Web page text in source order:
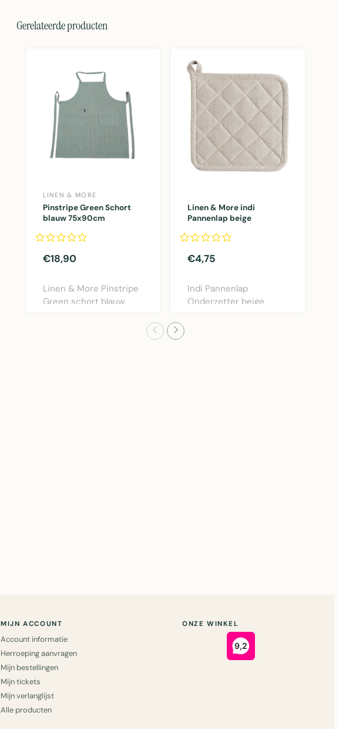
Gerelateerde producten
LINEN & MORE
Pinstripe Green Schort
blauw 75x90cm
€18,90
Linen & More Pinstripe
Green schort blauw
Linen & More indi
Pannenlap beige
€4,75
Indi Pannenlap
Onderzetter beige
MIJN ACCOUNT
Account informatie
Herroeping aanvragen
Mijn bestellingen
Mijn tickets
Mijn verlanglijst
Alle producten
ONZE WINKEL